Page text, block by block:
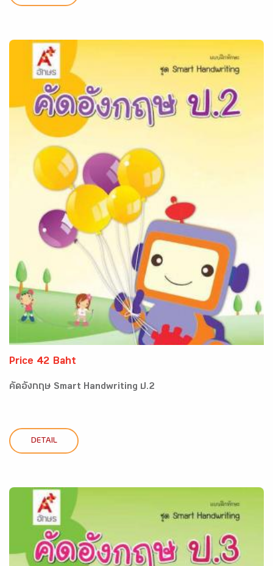
Price 42 Baht
คัดอังกฤษ Smart Handwriting ป.2
DETAIL